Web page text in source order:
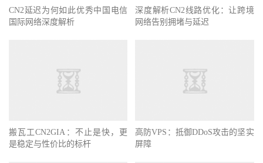
CN2延迟为何如此优秀中国电信
国际网络深度解析
深度解析CN2线路优化：让跨境
网络告别拥堵与延迟
搬瓦工CN2GIA：不止是快，更
是稳定与性价比的标杆
高防VPS：抵御DDoS攻击的坚实
屏障